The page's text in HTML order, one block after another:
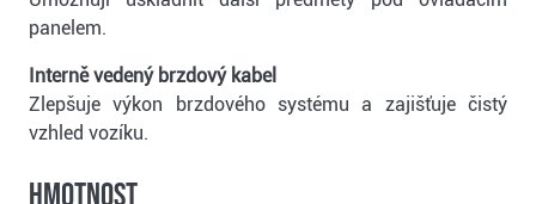
panelem.
Interně vedený brzdový kabel
Zlepšuje výkon brzdového systému a zajišťuje čistý
vzhled vozíku.
Hmotnost